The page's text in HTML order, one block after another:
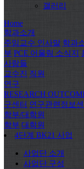
갤러리
Home
학과소개
주임교수 인사말 학과
부 PCE 어울림 소식지
사람들
교수진 직원
연구
RESEARCH
구센터 연구관련정보
학부/대학원
학부 대학원
4단계 BK21 사업
사업단 소개
사업단 구성